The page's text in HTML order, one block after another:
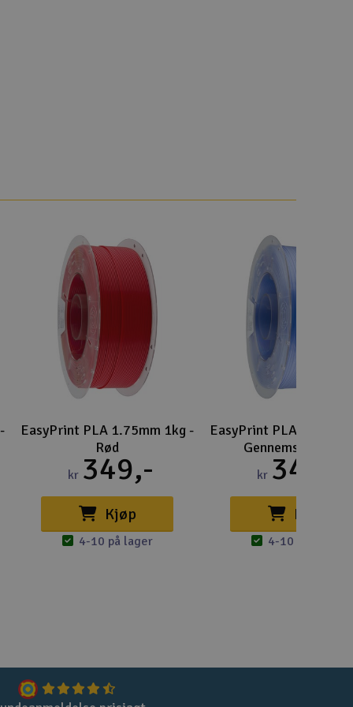
EasyPrint PLA 1.75mm 1kg -
Rød
kr 349,-
Kjøp
4-10 på lager
EasyPrint PLA 1.75mm
Gennemsigtig Blå
kr 349,-
Kjøp
4-10 på lager